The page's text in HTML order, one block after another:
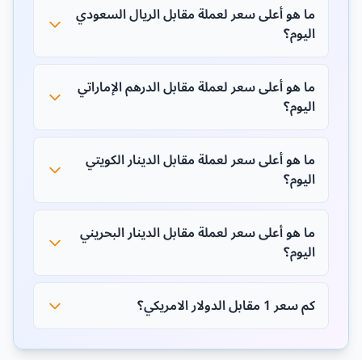
ما هو أعلى سعر لعملة مقابل الريال السعودي
اليوم؟
ما هو أعلى سعر لعملة مقابل الدرهم الإماراتي
اليوم؟
ما هو أعلى سعر لعملة مقابل الدينار الكويتي
اليوم؟
ما هو أعلى سعر لعملة مقابل الدينار البحريني
اليوم؟
كم سعر 1 مقابل الدولار الامريكي؟